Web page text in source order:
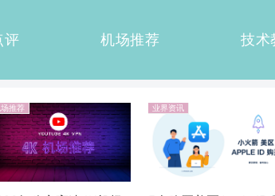
评 机场推荐 技术
推荐 业界资讯